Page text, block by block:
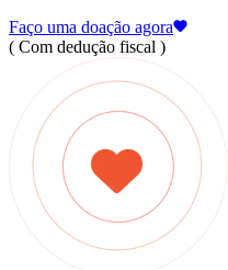
Faço uma doação agora
( Com dedução fiscal )